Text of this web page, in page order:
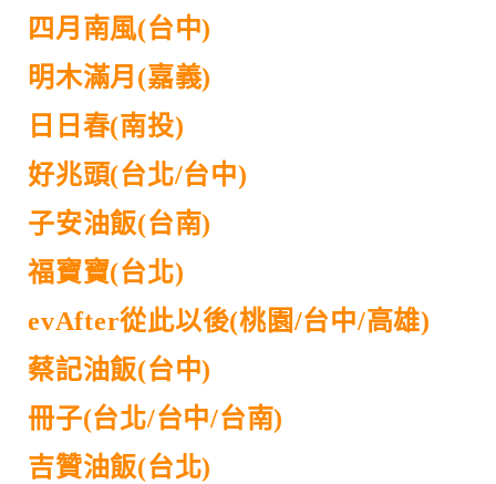
四月南風(台中)
明木滿月(嘉義)
日日春(南投)
好兆頭(台北/台中)
子安油飯(台南)
福寶寶(台北)
evAfter從此以後(桃園/台中/高雄)
蔡記油飯(台中)
冊子(台北/台中/台南)
吉贊油飯(台北)